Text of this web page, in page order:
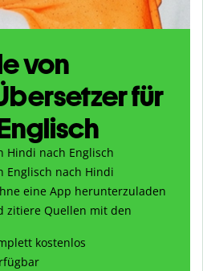
von
für
Hindi nach Englisch
Englisch nach Hindi
eine App herunterzuladen
zitiere Quellen mit den
kostenlos